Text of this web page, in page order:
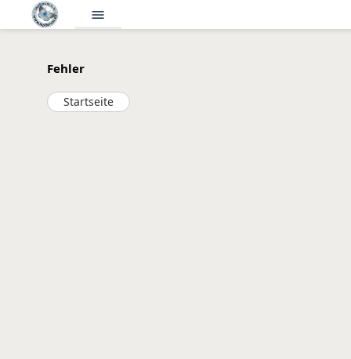
menu
Fehler
Startseite